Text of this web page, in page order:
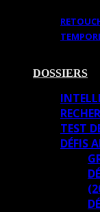
DOSSIERS
TEST
DÉFIS